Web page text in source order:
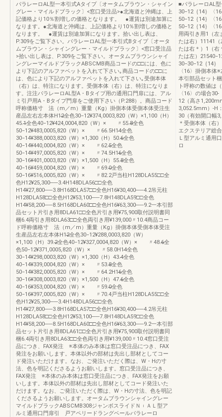
パラレーロAL型一本引式Aタイプ〔オータムブラウン・シャイン
グレー・マイルドブラック〕<窓口受注品>●北海道と沖縄は、上
記価格より10％割増しの価格となります。 ●運賃は別途加算に
なります。●北海道と沖縄は、上記価格より10％割増しの価格と
なります。 ●運賃は別途加算になります。拾い出し表は、
P.309をご覧下さい。パラレーロAL型一本引式Bタイプ〔オータ
ムブラウン・シャイングレー・マイルドブラック〕<窓口受注品
>拾い出し表は、P.309をご覧下さい。オータムブラウンシャイ
ングレーマイルドブラックABSCMB商品コードの□□には、色に
より下記のアルファベットを入れて下さい｡商品コードの□□に
は、色により下記のアルファベットを入れて下さい｡受側本体
（右）は、特注になります。受側本体（右）は、特注になりま
す。注注パラレーロAL型A・Bタイプ用の通用口門扉には、アル
ミ引戸用A・Bタイプ門扉をご使用下さい（P.288）。商品コード
呼称価格寸 法（m／m）重量（Kg）掛側本体受側本体受注生
産品左右左本体H12̶̶̶̶̶̶全色30−12¥374,0003,820（W）×1,100（H）
45.1̶̶̶̶̶̶全色40−12¥424,0004,820（W）× 〃55.8̶̶̶̶̶̶全色
50−12¥483,0005,820（W）× 〃66.5H14̶̶̶̶̶̶全色
30−14¥388,0003,820（W）×1,300（H）50.6̶̶̶̶̶̶全色
40−14¥440,0004,820（W）× 〃62.5̶̶̶̶̶̶全色
50−14¥497,0005,820（W）× 〃74.5H16̶̶̶̶̶̶全色
30−16¥401,0003,820（W）×1,500（H）55.8̶̶̶̶̶̶全色
40−16¥459,0004,820（W）× 〃69.0̶̶̶̶̶̶全色
50−16¥516,0005,820（W）× 〃82.2戸当柱H128DLA55□□全
色H12¥25,300──3.4H148DLA56□□全色
H14¥27,800──3.8H168DLA57□□全色H16¥30,400──4.2吊元柱
H128DLA58□□全色H12¥53,100──7.8H148DLA59□□全色
H14¥58,200──8.5H168DLA60□□全色H16¥63,300──9.2一本引部
品セット片引き用8DLA61□□全色片引き用¥75,900取付説明書同
梱6.4両引き用8DLA63□□全色両引き用¥139,000〃10.4商品コー
ド呼称価格寸 法（m／m）重量（Kg）掛側本体受側本体受注
生産品左右左本体H12̶̶̶̶̶̶全色30−12¥288,0003,820（W）
×1,100（H）39.2̶̶̶̶̶̶全色40−12¥327,0004,820（W）× 〃48.6̶̶̶̶̶̶全
色50−12¥371,0005,820（W）× 〃58.0H14̶̶̶̶̶̶全色
30−14¥298,0003,820（W）×1,300（H）43.4̶̶̶̶̶̶全色
40−14¥339,0004,820（W）× 〃53.8̶̶̶̶̶̶全色
50−14¥382,0005,820（W）× 〃64.2H16̶̶̶̶̶̶全色
30−16¥308,0003,820（W）×1,500（H）47.6̶̶̶̶̶̶全色
40−16¥353,0004,820（W）× 〃59.0̶̶̶̶̶̶全色
50−16¥397,0005,820（W）× 〃70.4戸当柱H128DLA55□□全
色H12¥25,300──3.4H148DLA56□□全色
H14¥27,800──3.8H168DLA57□□全色H16¥30,400──4.2吊元柱
H128DLA58□□全色H12¥53,100──7.8H148DLA59□□全色
H14¥58,200──8.5H168DLA60□□全色H16¥63,300──9.2一本引部
品セット片引き用8DLA61□□全色片引き用¥75,900取付説明書同
梱6.4両引き用8DLA63□□全色両引き用¥139,000〃10.4窓口受注
品につき、FAX発注 ※本体のみ本体は窓口受注品につき、FAX
発注をお願いします。本体以外の部材は先出し部材としてコー
ド発注いただけます。なお、ご発注いただく際は、W・Hの寸
法、色を明記くださるようお願いします。窓口受注品につき、
FAX発注 ※本体のみ本体は窓口受注品につき、FAX発注をお願
いします。本体以外の部材は先出し部材としてコード発注いた
だけます。なお、ご発注いただく際は、W・Hの寸法、色を明記
くださるようお願いします。オータムブラウンシャイングレー
マイルドブラックABSCMB308ジャンボスライドＮ︲ＡＬ型ア
ルミ通用口門扉引 戸アペリードラングベールパラレーロ
■パラレーロAL
30−12｛14｝〈
50−12｛14｝〈
50−12｛14｝〈
用両引き用1（左
たは右）11141
たは右＊）1（右
たは左）
30−30−12｛14｝
〈16〉掛側本体
本引部品セット
ト呼称の数値
〈16〉の場合
12（高さ
3,052.5mm）-H
30（有効開口幅
＊受側本体（右
エクステリア総
Ｌ型アルミ通用
ロ